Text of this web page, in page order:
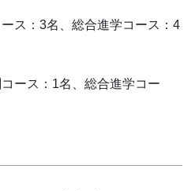
ス：3名、総合進学コース：4
ース：1名、総合進学コー